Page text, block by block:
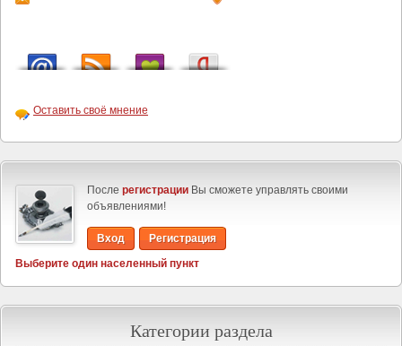
Оставить своё мнение
После регистрации Вы сможете управлять своими
объявлениями!
Вход
Регистрация
Выберите один населенный пункт
Категории раздела